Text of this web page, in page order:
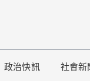
政治快訊 社會新